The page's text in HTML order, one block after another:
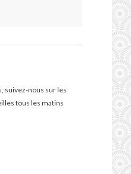
suivez-nous sur les
tous les matins